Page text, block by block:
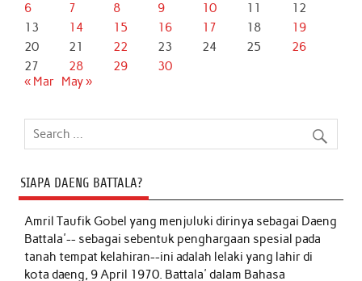
6 7 8 9 10 11
12
13
14 15 16 17 18
19
20
21 22 23 24 25
26
27
28 29
30
« Mar May »
SIAPA DAENG BATTALA?
Amril Taufik Gobelyang menjuluki dirinya sebagai Daeng
Battala'-- sebagai sebentuk penghargaan spesial pada
tanah tempat kelahiran--ini adalah lelaki yang lahir di
kota daeng, 9 April 1970. Battala' dalam Bahasa